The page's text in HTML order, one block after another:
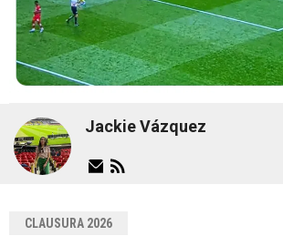
Jackie Vázquez
CLAUSURA 2026